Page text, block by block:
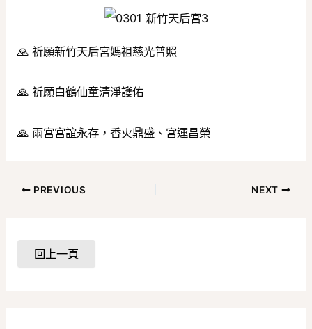
🙏 祈願新竹天后宮媽祖慈光普照
🙏 祈願白鶴仙童清淨護佑
🙏 兩宮宮誼永存，香火鼎盛、宮運昌榮
PREVIOUS NEXT